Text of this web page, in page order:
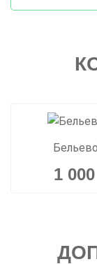
1 000